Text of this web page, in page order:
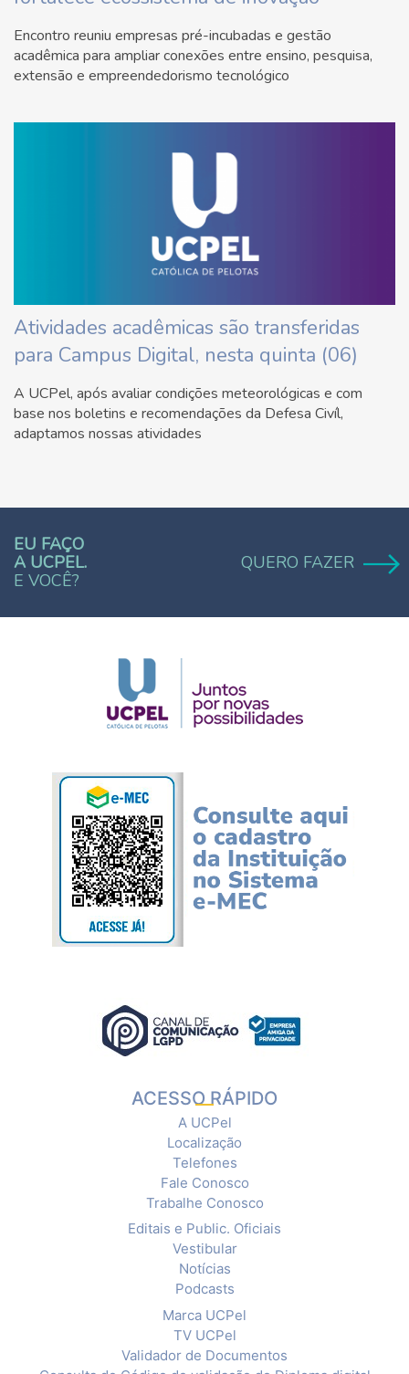
Encontro reuniu empresas pré-incubadas e gestão
acadêmica para ampliar conexões entre ensino, pesquisa,
extensão e empreendedorismo tecnológico
Atividades acadêmicas são transferidas
para Campus Digital, nesta quinta (06)
A UCPel, após avaliar condições meteorológicas e com
base nos boletins e recomendações da Defesa Civíl,
adaptamos nossas atividades
EU FAÇO
A UCPEL.
E VOCÊ?
QUERO FAZER
ACESSO RÁPIDO
A UCPel
Localização
Telefones
Fale Conosco
Trabalhe Conosco
Editais e Public. Oficiais
Vestibular
Notícias
Podcasts
Marca UCPel
TV UCPel
Validador de Documentos